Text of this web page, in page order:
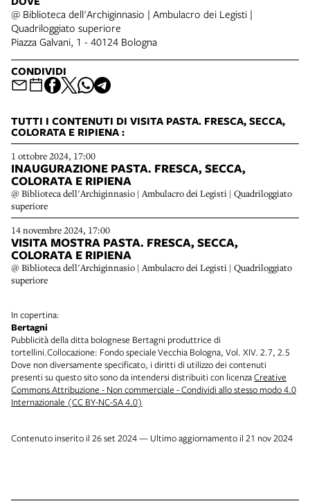
@ Biblioteca dell'Archiginnasio | Ambulacro dei Legisti |
Quadriloggiato superiore
Piazza Galvani, 1 - 40124 Bologna
CONDIVIDI
TUTTI I CONTENUTI DI VISITA PASTA. FRESCA, SECCA,
COLORATA E RIPIENA :
1 ottobre 2024, 17:00
INAUGURAZIONE PASTA. FRESCA, SECCA,
COLORATA E RIPIENA
@ Biblioteca dell'Archiginnasio | Ambulacro dei Legisti | Quadriloggiato
superiore
14 novembre 2024, 17:00
VISITA MOSTRA PASTA. FRESCA, SECCA,
COLORATA E RIPIENA
@ Biblioteca dell'Archiginnasio | Ambulacro dei Legisti | Quadriloggiato
superiore
In copertina:
Bertagni
Pubblicità della ditta bolognese Bertagni produttrice di
tortellini.Collocazione: Fondo speciale Vecchia Bologna, Vol. XIV. 2.7, 2.5
Dove non diversamente specificato, i diritti di utilizzo dei contenuti
presenti su questo sito sono da intendersi distribuiti con licenzaCreative
Commons Attribuzione - Non commerciale - Condividi allo stesso modo 4.0
Internazionale (CC BY-NC-SA 4.0)
Contenuto inserito il 26 set 2024 — Ultimo aggiornamento il 21 nov 2024